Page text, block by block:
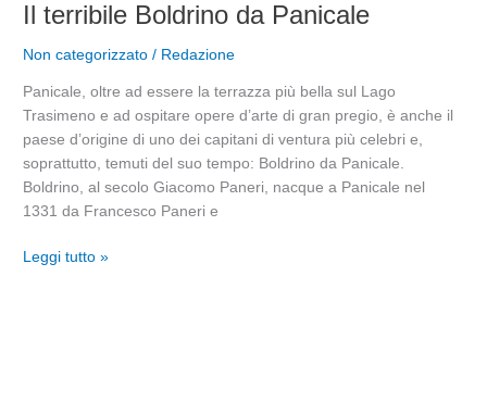
Il terribile Boldrino da Panicale
Non categorizzato / Redazione
Panicale, oltre ad essere la terrazza più bella sul Lago
Trasimeno e ad ospitare opere d’arte di gran pregio, è anche il
paese d’origine di uno dei capitani di ventura più celebri e,
soprattutto, temuti del suo tempo: Boldrino da Panicale.
Boldrino, al secolo Giacomo Paneri, nacque a Panicale nel
1331 da Francesco Paneri e
Il
Boldrino
Leggi tutto »